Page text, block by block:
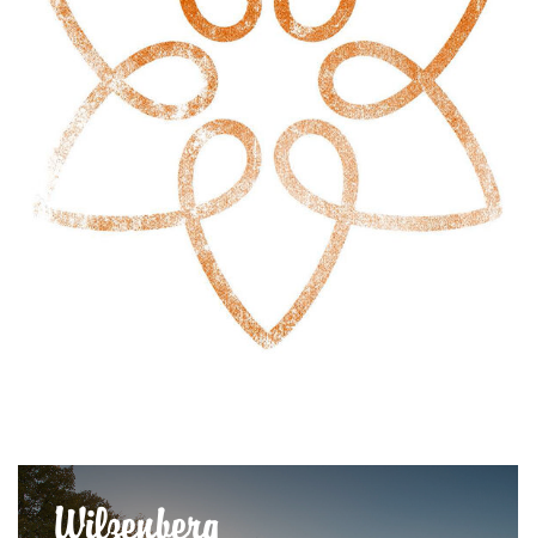
Wilzenberg